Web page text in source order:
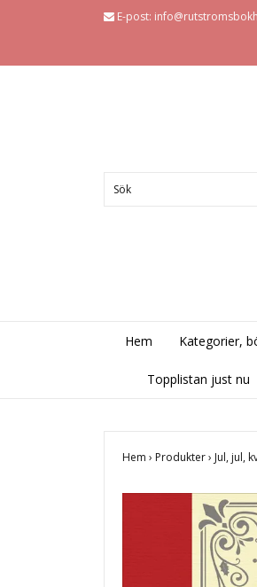
E-post:
Hem Kategorier,
Topplistan just nu
Hem › Produkter› Jul, jul,